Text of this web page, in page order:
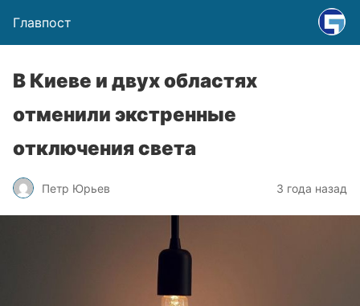
Главпост
В Киеве и двух областях
отменили экстренные
отключения света
Петр Юрьев 3 года назад